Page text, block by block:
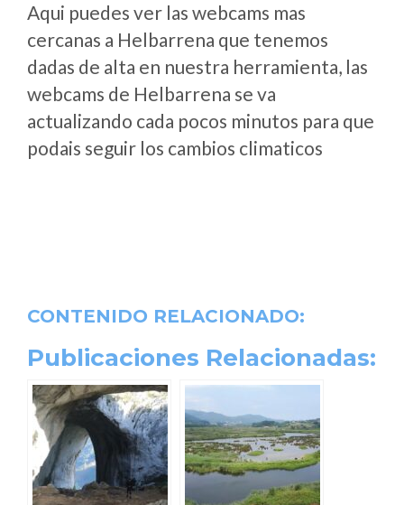
Aqui puedes ver las webcams mas
cercanas a Helbarrena que tenemos
dadas de alta en nuestra herramienta, las
webcams de Helbarrena se va
actualizando cada pocos minutos para que
podais seguir los cambios climaticos
CONTENIDO RELACIONADO:
Publicaciones Relacionadas: